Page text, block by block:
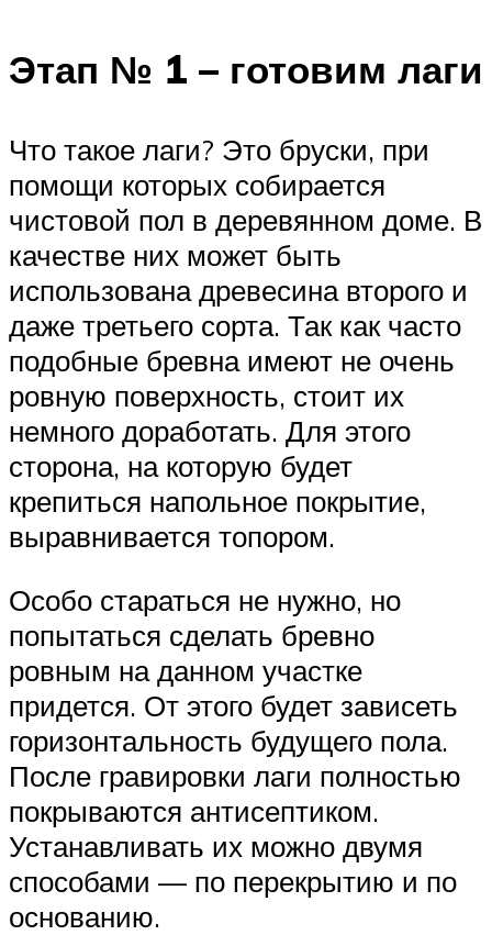
Этап № 1 – готовим лаги
Что такое лаги? Это бруски, при
помощи которых собирается
чистовой пол в деревянном доме. В
качестве них может быть
использована древесина второго и
даже третьего сорта. Так как часто
подобные бревна имеют не очень
ровную поверхность, стоит их
немного доработать. Для этого
сторона, на которую будет
крепиться напольное покрытие,
выравнивается топором.
Особо стараться не нужно, но
попытаться сделать бревно
ровным на данном участке
придется. От этого будет зависеть
горизонтальность будущего пола.
После гравировки лаги полностью
покрываются антисептиком.
Устанавливать их можно двумя
способами — по перекрытию и по
основанию.